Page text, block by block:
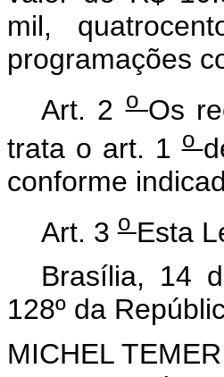
mil,
programações
Art. 2o Os
trata o art. 1o
conforme
Art. 3o Esta
Brasília, 14
128º da
MICHEL TEMER